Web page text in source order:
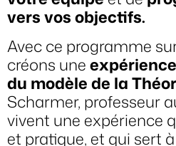
vers vos objectifs.
Avec ce programme
créons une
du modèle de la
Scharmer, professeur
vivent une expérience
et pratique, et qui sert